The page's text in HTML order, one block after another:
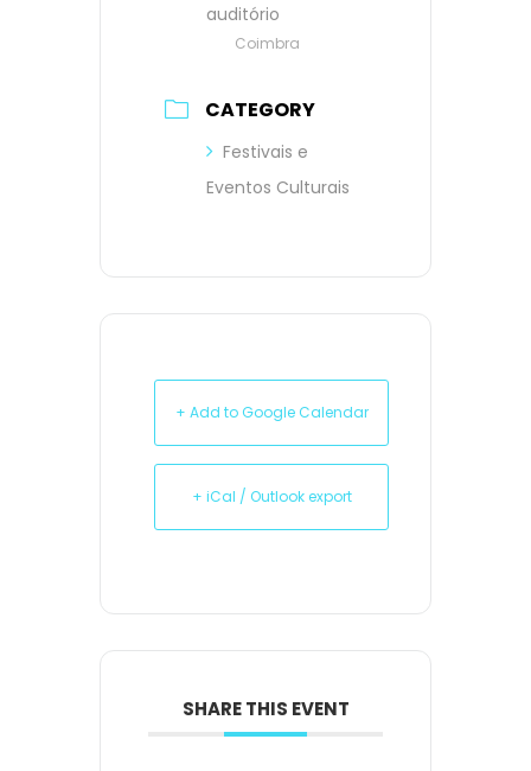
auditório
Coimbra
CATEGORY
Festivais e
Eventos Culturais
+ Add to Google Calendar
+ iCal / Outlook export
SHARE THIS EVENT